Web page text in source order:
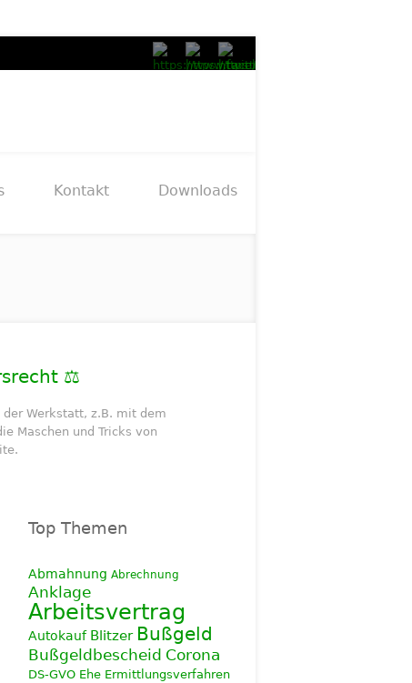
Kontakt Downloads
⚖️
Werkstatt, z.B. mit dem
Maschen und Tricks von
Top Themen
Abmahnung Abrechnung
Anklage
Arbeitsvertrag
Autokauf Blitzer Bußgeld
Bußgeldbescheid Corona
DS-GVO Ehe Ermittlungsverfahren